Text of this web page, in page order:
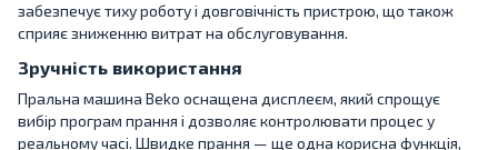
забезпечує тиху роботу і довговічність пристрою, що також
сприяє зниженню витрат на обслуговування.
Зручність використання
Пральна машина Beko оснащена дисплеєм, який спрощує
вибір програм прання і дозволяє контролювати процес у
реальному часі. Швидке прання — ще одна корисна функція,